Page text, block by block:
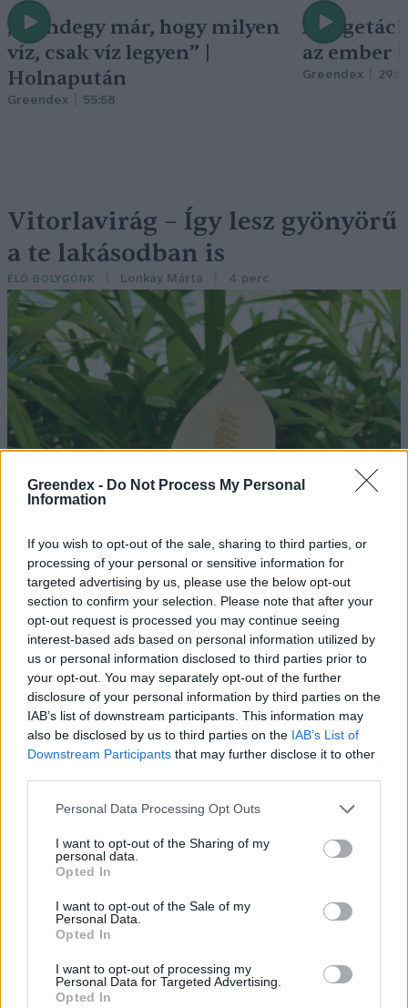
Greendex - Do Not Process My Personal
Information
If you wish to opt-out of the sale, sharing to third parties, or
processing of your personal or sensitive information for
targeted advertising by us, please use the below opt-out
section to confirm your selection. Please note that after your
opt-out request is processed you may continue seeing
interest-based ads based on personal information utilized by
us or personal information disclosed to third parties prior to
your opt-out. You may separately opt-out of the further
disclosure of your personal information by third parties on the
IAB’s list of downstream participants. This information may
also be disclosed by us to third parties on the IAB’s List of
Downstream Participants that may further disclose it to other
Personal Data Processing Opt Outs
I want to opt-out of the Sharing of my
personal data.
Opted In
I want to opt-out of the Sale of my
Personal Data.
Opted In
I want to opt-out of processing my
Personal Data for Targeted Advertising.
Opted In
„Mindegy már, hogy milyen
víz, csak víz legyen” |
Holnapután
Greendex 55:58
A
az ember
Greendex
Vitorlavirág – Így lesz gyönyörű
a te lakásodban is
ÉLŐ BOLYGÓNK Lonkay Márta 4 perc
A vitorlavirág ideális szobanövény, hiszen kiválóan tűri a meleget
és a fényszegény környezetet.
hétvégén a közönséget a 160 éves
Fővárosi Állatkert
ÉLŐ BOLYGÓNK
Szedd magad őszibarack: itt vannak
a legjobb lelőhelyek!
SZEMLE